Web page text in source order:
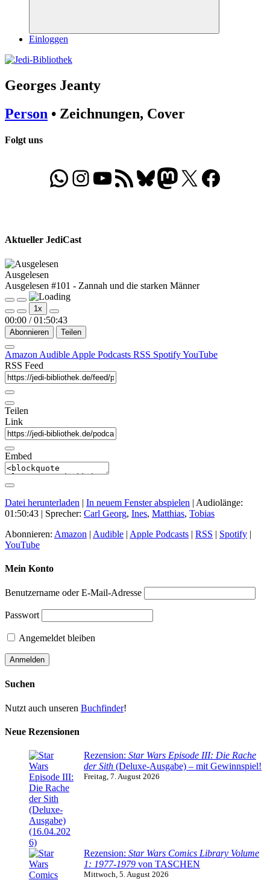
Suchen
Einloggen
Georges Jeanty
Person • Zeichnungen, Cover
Folgt uns
WhatsApp
Folgt uns auf Instagram
Besucht unseren YouTube-Kanal
RSS-FeedBluesky
Folgt uns auf Mastodon
X Folgt uns auf
Aktueller JediCast
Ausgelesen
Ausgelesen #101 - Zannah und die starken Männer
Play
Episode
Pause
Episode
1x
00:00 / 01:50:43
Abonnieren Teilen
Amazon Audible Apple Podcasts RSS SpotifyYouTube
RSS Feed
Teilen
Link
Embed
Datei herunterladen | In neuem Fenster abspielen | Audiolänge:
01:50:43 | Sprecher: Carl Georg, Ines, Matthias, Tobias
Abonnieren: Amazon | Audible | Apple Podcasts | RSS | Spotify |
YouTube
Mein Konto
Benutzername oder E-Mail-Adresse
Passwort
Angemeldet bleiben
Suchen
Nutzt auch unseren Buchfinder!
Neue Rezensionen
Rezension: Star Wars Episode III: Die Rache
der Sith (Deluxe-Ausgabe) – mit Gewinnspiel!
Freitag, 7. August 2026
Rezension: Star Wars Comics Library Volume
1: 1977-1979 von TASCHEN
Mittwoch, 5. August 2026